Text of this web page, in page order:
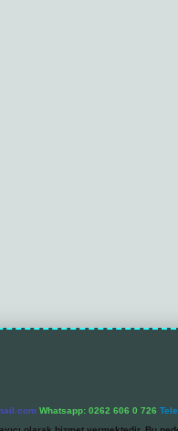
Whatsapp: 0262 606 0 726